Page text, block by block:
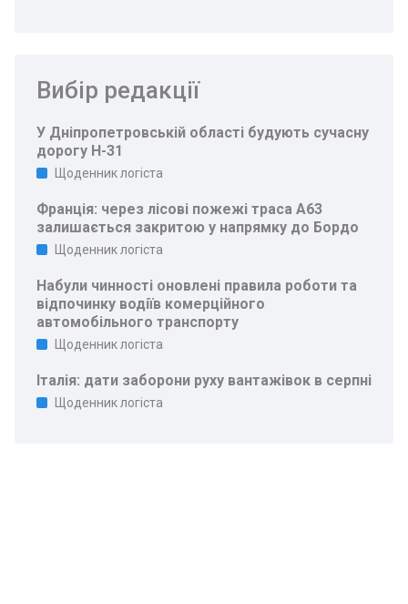
Вибір редакції
У Дніпропетровській області будують сучасну
дорогу Н-31
Щоденник логіста
Франція: через лісові пожежі траса A63
залишається закритою у напрямку до Бордо
Щоденник логіста
Набули чинності оновлені правила роботи та
відпочинку водіїв комерційного
автомобільного транспорту
Щоденник логіста
Італія: дати заборони руху вантажівок в серпні
Щоденник логіста